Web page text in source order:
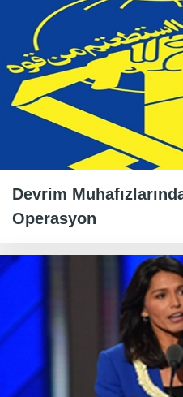
Devrim
Operasyon